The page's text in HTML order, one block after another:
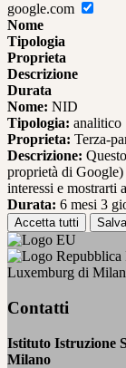
google.com
Nome
Tipologia
Proprieta
Descrizione
Durata
Nome: NID
Tipologia: analitico
Proprieta: Terza-
Descrizione:
proprietà di
interessi e mostrarti
Durata: 6 mesi 3
Accetta tutti
Luxemburg di
Contatti
Istituto Istruzione
Milano